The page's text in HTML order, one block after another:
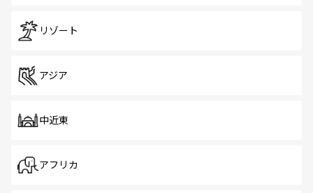
リゾート
アジア
中近東
アフリカ